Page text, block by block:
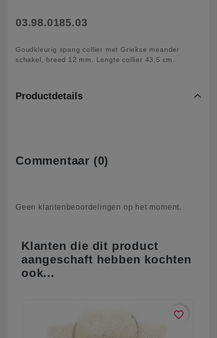
03.98.0185.03
Goudkleurig spang collier met Griekse meander
schakel, breed 12 mm. Lengte collier 43,5 cm.
Productdetails
Commentaar (0)
Geen klantenbeoordelingen op het moment.
Klanten die dit product
aangeschaft hebben kochten
ook...
favorite_border